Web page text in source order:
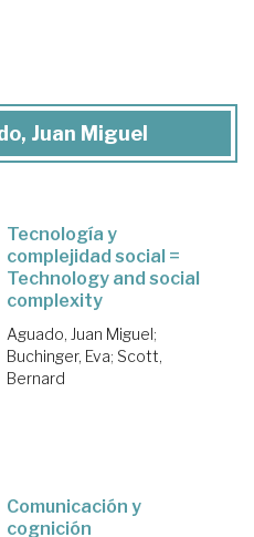
Juan Miguel
Tecnología y
complejidad social =
Technology and social
complexity
Aguado, Juan Miguel;
Buchinger, Eva; Scott,
Bernard
Comunicación y
cognición